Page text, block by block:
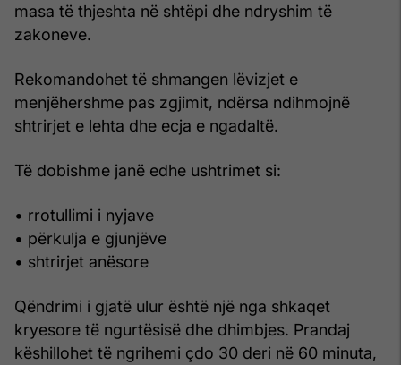
masa të thjeshta në shtëpi dhe ndryshim të
zakoneve.
Rekomandohet të shmangen lëvizjet e
menjëhershme pas zgjimit, ndërsa ndihmojnë
shtrirjet e lehta dhe ecja e ngadaltë.
Të dobishme janë edhe ushtrimet si:
• rrotullimi i nyjave
• përkulja e gjunjëve
• shtrirjet anësore
Qëndrimi i gjatë ulur është një nga shkaqet
kryesore të ngurtësisë dhe dhimbjes. Prandaj
këshillohet të ngrihemi çdo 30 deri në 60 minuta,